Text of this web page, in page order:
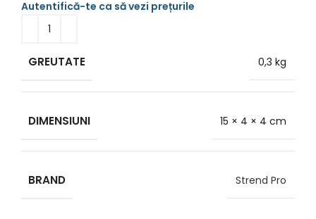
GREUTATE 0,3 kg
DIMENSIUNI 15 × 4 × 4 cm
BRAND Strend Pro